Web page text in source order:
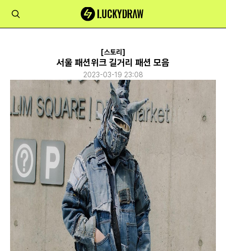
[스토리]
서울 패션위크 길거리 패션 모음
2023-03-19 23:08